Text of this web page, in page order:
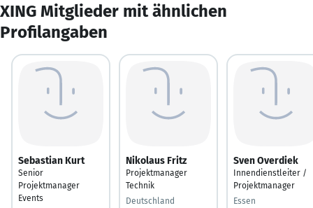
XING Mitglieder mit ähnlichen
Profilangaben
Sebastian Kurt
Senior
Projektmanager
Events
Nikolaus Fritz
Projektmanager
Technik
Deutschland
Sven Overdiek
Innendienstleiter /
Projektmanager
Essen